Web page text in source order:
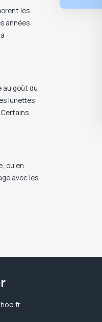
les
années
au goût du
lunettes
ou en
avec les